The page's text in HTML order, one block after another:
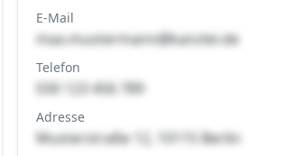
E-Mail
max.mustermann@kanzlei.de
Telefon
030 123 456 789
Adresse
Musterstraße 12, 10115 Berlin